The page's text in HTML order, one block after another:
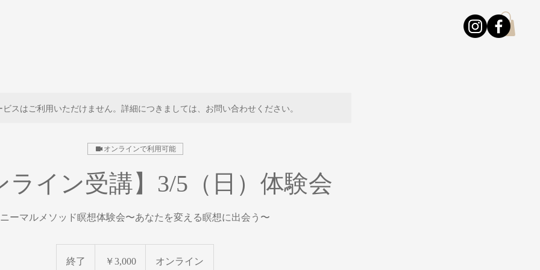
ビスはご利用いただけません。詳細につきましては、お問い合わせください。
オンラインで利用可能
ライン受講】3/5（日）体験会
ニーマルメソッド瞑想体験会〜あなたを変える瞑想に出会う〜
終了 ￥3,000 オンライン